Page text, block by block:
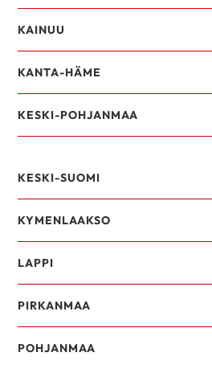
KAINUU
KANTA-HÄME
KESKI-POHJANMAA
KESKI-SUOMI
KYMENLAAKSO
LAPPI
PIRKANMAA
POHJANMAA